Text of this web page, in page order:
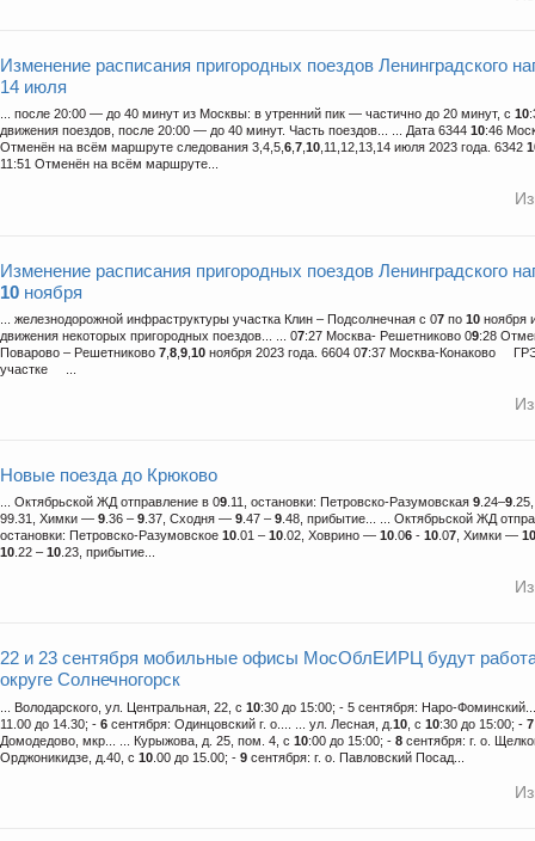
Изменение расписания пригородных поездов Ленинградского
14 июля
... после 20:00 — до 40 минут из Москвы: в утренний пик — частично до 20 минут, с 10
движения поездов, после 20:00 — до 40 минут. Часть поездов... ... Дата 6344 10:46
Отменён на всём маршруте следования 3,4,5,6,7,10,11,12,13,14 июля 2023 года. 6342
11:51 Отменён на всём маршруте...
Изменение расписания пригородных поездов Ленинградского
10 ноября
... железнодорожной инфраструктуры участка Клин – Подсолнечная с 07 по 10 ноября
движения некоторых пригородных поездов... ... 07:27 Москва- Решетниково 09:28
Поварово – Решетниково 7 8 9 10 ноября 2023 года. 6604 07:37 Москва-Конаково
участке ...
Новые поезда до Крюково
... Октябрьской ЖД отправление в 09 .11, остановки: Петровско-Разумовская 9 .24–9
99.31, Химки — 9 .36 – 9 .37, Сходня — 9 .47 – 9 .48, прибытие... ... Октябрьской ЖД
остановки: Петровско-Разумовское 10 .01 – 10 .02, Ховрино — 10 .06 - 10 .07 , Химки — 10
10 .22 – 10 .23, прибытие...
22 и 23 сентября мобильные офисы МосОблЕИРЦ будут
округе Солнечногорск
... Володарского, ул. Центральная, 22, с 10:30 до 15:00; - 5 сентября: Наро-
11.00 до 14.30; - 6 сентября: Одинцовский г. о.... ... ул. Лесная, д. 10 , с 10:30 до 15:00; - 7
Домодедово, мкр... ... Курыжова, д. 25, пом. 4, с 10:00 до 15:00; - 8 сентября: г. о.
Орджоникидзе, д.40, с 10 .00 до 15.00; - 9 сентября: г. о. Павловский Посад...